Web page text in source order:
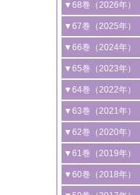
▼68巻（2026年）
1号 過酸化水素合成
2号 コンピューター
触媒開発
3号 有機分子変換や
光触媒に関する最
B号 第137回触媒討
▼67巻（2025年）
1号 CO
水素化によ
ーンケミカル製造
2号 水素製造のた
る最近の研究
3号 オレフィン系
る最新技術
4号 アルコール類の
る非貴金属触媒の研
5号 ゼオライトの
▼66巻（2024年）
1号 低次元ナノ構造
2号 規制反応場を活
の新展開
3号 未踏分子変換
ロセスの最前線
4号 シンクロトロ
線を利用した触媒
▼65巻（2023年）
1号 炭素が関わる触
2号 プラスチックケ
ための触媒技術
3号 非酸化物系金
触媒材料の開発
4号 格子酸素・格
▼64巻（2022年）
1号 合成ガス製造と
ズ合成の最新動向
2号 化学品合成の
3号 CO の排出削
めの触媒技術
▼63巻（2021年）
1号 金触媒の新展開
2号 ペロブスカイト
3号 特殊反応場を利
換反応
▼62巻（2020年）
1号 触媒設計を拓く
タリゼーション
2号 機能化学品製
▼61巻（2019年）
1号 物質移動制御に
ス開発
▼60巻（2018年）